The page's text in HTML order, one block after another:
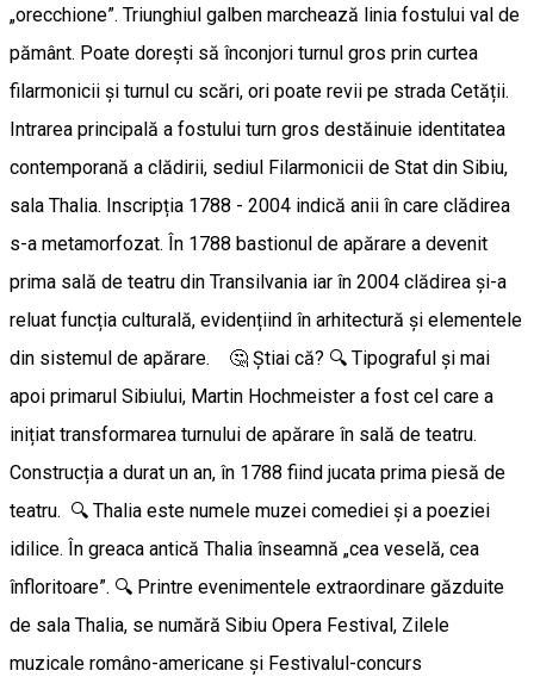
„orecchione”. Triunghiul galben marchează linia fostului val de
pământ. Poate dorești să înconjori turnul gros prin curtea
filarmonicii și turnul cu scări, ori poate revii pe strada Cetății.
Intrarea principală a fostului turn gros destăinuie identitatea
contemporană a clădirii, sediul Filarmonicii de Stat din Sibiu,
sala Thalia. Inscripția 1788 - 2004 indică anii în care clădirea
s-a metamorfozat. În 1788 bastionul de apărare a devenit
prima sală de teatru din Transilvania iar în 2004 clădirea și-a
reluat funcția culturală, evidențiind în arhitectură și elementele
din sistemul de apărare. 🤔 Știai că? 🔍 Tipograful și mai
apoi primarul Sibiului, Martin Hochmeister a fost cel care a
inițiat transformarea turnului de apărare în sală de teatru.
Construcția a durat un an, în 1788 fiind jucata prima piesă de
teatru. 🔍 Thalia este numele muzei comediei și a poeziei
idilice. În greaca antică Thalia înseamnă „cea veselă, cea
înfloritoare”. 🔍 Printre evenimentele extraordinare găzduite
de sala Thalia, se numără Sibiu Opera Festival, Zilele
muzicale româno-americane și Festivalul-concurs